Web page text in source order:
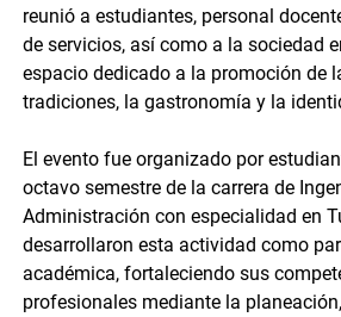
reunió a estudiantes, personal
de servicios, así como a la sociedad
espacio dedicado a la promoción de
tradiciones, la gastronomía y la
El evento fue organizado por
octavo semestre de la carrera de
Administración con especialidad en
desarrollaron esta actividad como
académica, fortaleciendo sus
profesionales mediante la